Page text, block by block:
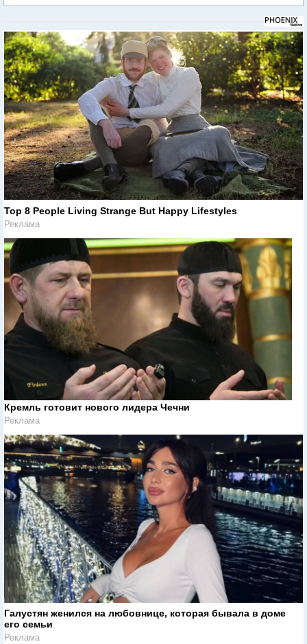
Top 8 People Living Strange But Happy Lifestyles
Реклама
Кремль готовит нового лидера Чечни
Реклама
Галустян женился на любовнице, которая бывала в доме
его семьи
Реклама